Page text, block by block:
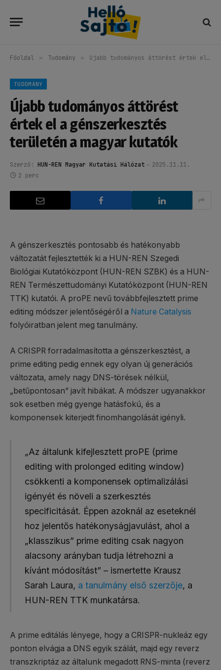
Főoldal » Tudomány » Újabb tudományos áttörést értek el a génszerkesztés területén a magyar kutatók
TUDOMÁNY
Újabb tudományos áttörést
értek el a génszerkesztés
területén a magyar kutatók
Szerző: HUN-REN Magyar Kutatási Hálózat
2025.11.11.
2 perc
A génszerkesztés pontosabb és hatékonyabb
változatát fejlesztették ki a HUN-REN Szegedi
Biológiai Kutatóközpont (HUN-REN SZBK) és a HUN-
REN Természettudományi Kutatóközpont (HUN-REN
TTK) kutatói. A proPE nevű továbbfejlesztett prime
editing módszer jelentőségéről a Nature Catalysis
folyóiratban jelent meg tanulmány.
A CRISPR forradalmasította a génszerkesztést, a
prime editing pedig ennek egy olyan új generációs
változata, amely nagy DNS-törések nélkül,
„betűpontosan” javít hibákat. A módszer ugyanakkor
sok esetben még gyenge hatásfokú, és a
komponensek kiterjedt finomhangolását igényli.
„Az általunk kifejlesztett proPE (prime
editing with prolonged editing window)
csökkenti a komponensek optimalizálási
igényét és növeli a szerkesztés
specificitását. Éppen azoknál az eseteknél
hoz jelentős hatékonyságjavulást, ahol a
„klasszikus” prime editing csak nagyon
alacsony arányban tudja létrehozni a
kívánt módosítást” – ismertette Krausz
Sarah Laura, a tanulmány első szerzője, a
HUN-REN TTK munkatársa.
A prime editálás lényege, hogy a CRISPR-nukleáz egy
ponton elvágja a DNS egyik szálát, majd egy reverz
transzkriptáz az általunk megadott RNS-minta (reverz